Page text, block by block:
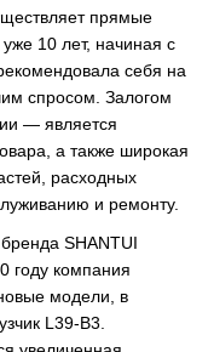
прямые
10 лет, начиная с
себя на
спросом. Залогом
— является
а также широкая
расходных
и ремонту.
SHANTUI
году компания
модели, в
L39-B3.